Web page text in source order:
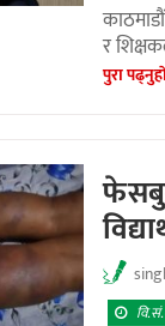
र
पुरा